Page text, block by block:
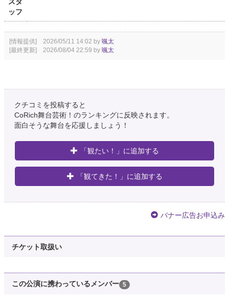
スタ
ッフ
[情報提供] 2026/05/11 14:02 by 颯太
[最終更新] 2026/08/04 22:59 by 颯太
クチコミを投稿すると
CoRich舞台芸術！のランキングに反映されます。
面白そうな舞台を応援しましょう！
「観たい！」に追加する
「観てきた！」に追加する
バナー広告お申込み
チケット取扱い
この公演に携わっているメンバー 5